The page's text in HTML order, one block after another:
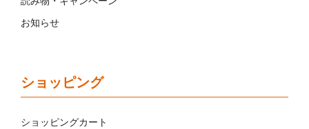
お知らせ
ショッピング
ショッピングカート